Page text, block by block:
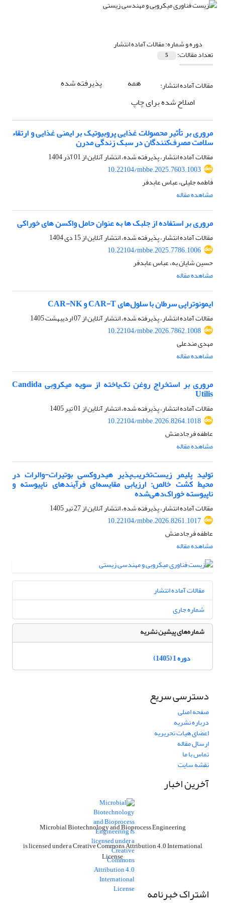
دوره و شماره:مقالات آماده انتشار
تعداد مقالات: 5
مقالات آماده انتشار: همه
پذیرفته شده
اصلاح شده برای چاپ
مروری بر تأثیر محصولات غذایی پروبیوتیک بر ایمنی غذایی و ارتقاء
سلامت مصرف‌کنندگان در سبک زندگی مدرن
مقالات آماده انتشار، پذیرفته شده، انتشار آنلاین از01 آذر 1404
10.22104/mbbe.2025.7603.1003
فاطمه جلیلی، عباس عابدفر
مشاهده مقاله
مروری بر استفاده از جلبک ها به عنوان حامل واکسن های خوراکی
مقالات آماده انتشار، پذیرفته شده، انتشار آنلاین از15 دی 1404
10.22104/mbbe.2025.7786.1006
حسین شایان به، عباس عابدفر
مشاهده مقاله
ایمونوتراپی سرطان با سلول‌های CAR-T و CAR-NK
مقالات آماده انتشار، پذیرفته شده، انتشار آنلاین از07 اردیبهشت 1405
10.22104/mbbe.2026.7862.1008
مهدی مندعلی
مشاهده مقاله
مروری بر استخراج روغن تک‌یاخته از سویه میکروبی Candida
Utilis
مقالات آماده انتشار، پذیرفته شده، انتشار آنلاین از01 تیر 1405
10.22104/mbbe.2026.8264.1018
عاطفه فرجادمنش
مشاهده مقاله
تولید پلیمر زیست‌تخریب‌پذیر هیدروکسی بوتیرات-والرات در
محیط کشت خالص: ارزیابی مقایسه‌ای فرآیندهای ناپیوسته و
ناپیوسته خوراک‌دهی‌شده
مقالات آماده انتشار، پذیرفته شده، انتشار آنلاین از27 تیر 1405
10.22104/mbbe.2026.8261.1017
عاطفه فرجادمنش
مشاهده مقاله
مقالات آماده انتشار
شماره جاری
شماره‌های پیشین نشریه
دوره 1 (1405)
دسترسی سریع
صفحه اصلی
درباره نشریه
اعضای هیات تحریریه
ارسال مقاله
تماس با ما
نقشه سایت
آخرین اخبار
Microbial Biotechnology and Bioprocess Engineering
is licensed under a Creative Commons Attribution 4.0 International
License
اشتراک خبرنامه